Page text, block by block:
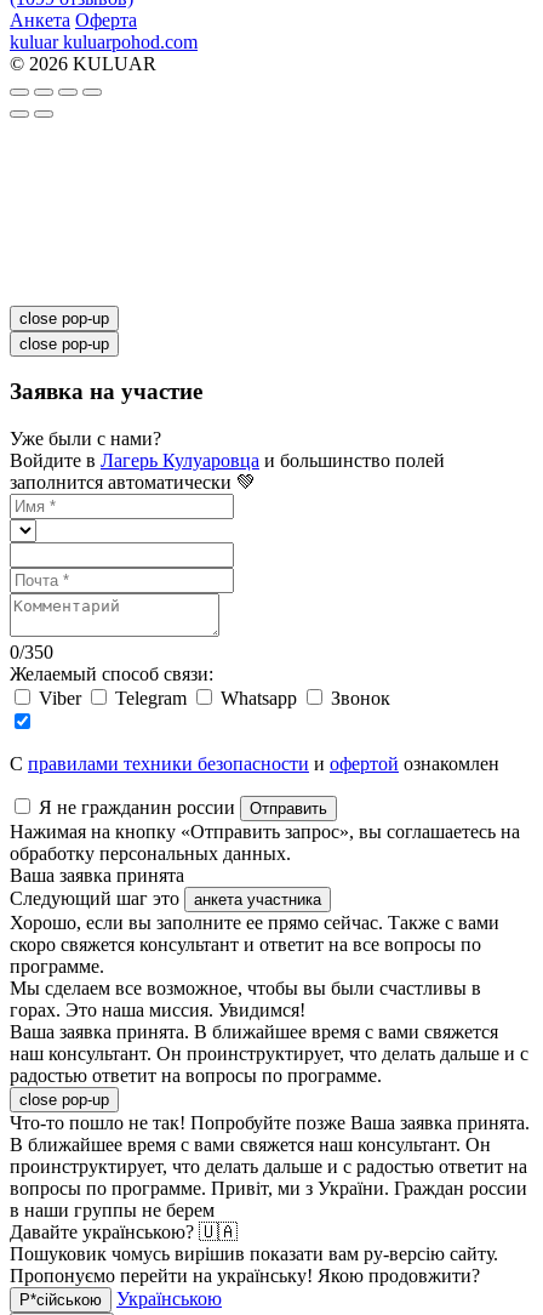
Анкета Оферта
kuluar kuluarpohod.com
© 2026 KULUAR
close pop-up
close pop-up
Заявка на участие
Уже были с нами?
Войдите в Лагерь Кулуаровца и большинство полей
заполнится автоматически 💚
0/350
Желаемый способ связи:
Viber
Telegram Whatsapp Звонок
C правилами техники безопасности и офертой ознакомлен
Я не гражданин россии Отправить
Нажимая на кнопку «Отправить запрос», вы соглашаетесь на
обработку персональных данных.
Ваша заявка принята
Следующий шаг это
анкета участника
Хорошо, если вы заполните ее прямо сейчас. Также с вами
скоро свяжется консультант и ответит на все вопросы по
программе.
Мы сделаем все возможное, чтобы вы были счастливы в
горах. Это наша миссия. Увидимся!
Ваша заявка принята. В ближайшее время с вами свяжется
наш консультант. Он проинструктирует, что делать дальше и с
радостью ответит на вопросы по программе.
close pop-up
Что-то пошло не так! Попробуйте позже Ваша заявка принята.
В ближайшее время с вами свяжется наш консультант. Он
проинструктирует, что делать дальше и с радостью ответит на
вопросы по программе. Привіт, ми з України. Граждан россии
в наши группы не берем
Давайте українською? 🇺🇦
Пошуковик чомусь вирішив показати вам ру-версію сайту.
Пропонуємо перейти на українську! Якою продовжити?
Р*сійською Українською